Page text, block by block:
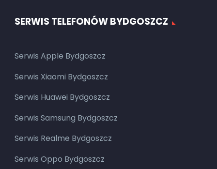
SERWIS TELEFONÓW BYDGOSZCZ
Serwis Apple Bydgoszcz
Serwis Xiaomi Bydgoszcz
Serwis Huawei Bydgoszcz
Serwis Samsung Bydgoszcz
Serwis Realme Bydgoszcz
Serwis Oppo Bydgoszcz